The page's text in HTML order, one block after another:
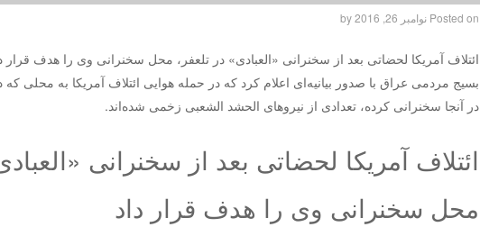
Posted on نوامبر 26, 2016 by
ائتلاف آمریکا لحضاتی بعد از سخنرانی «العبادی» در تلعفر، محل سخنرانی‌ وی را هدف قرار
بسیج مردمی عراق با صدور بیانیه‌ای اعلام کرد که در حمله هوایی ائتلاف آمریکا به محلی
در آنجا سخنرانی کرده، تعدادی از نیروهای الحشد الشعبی زخمی شده‌اند.
ائتلاف آمریکا لحضاتی بعد از سخنرانی
محل سخنرانی‌ وی را هدف قرار داد